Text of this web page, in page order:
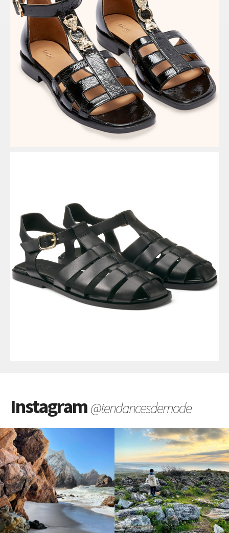
Instagram@tendancesdemode